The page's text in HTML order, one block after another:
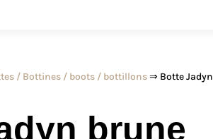
/ Bottines / boots / bottillons⇒ Botte Jadyn
brune